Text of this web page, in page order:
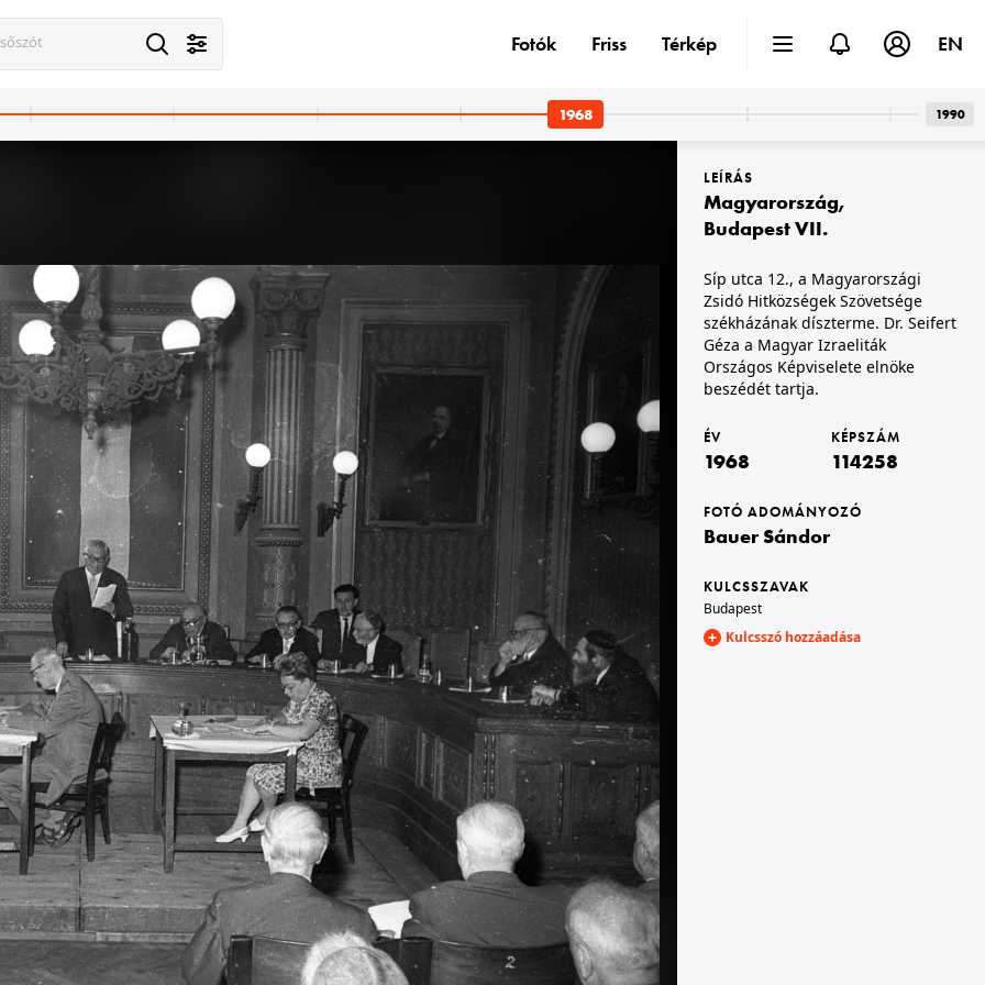
1968 · Budapest XI. · Budaörsi repülőtér
1968 · Budapest XI.
Feneketlen-tó, búvárbemutató.
1968 · Magyarország
repülőtér
Verseny (ÖHV).
1968 · Budapest XIV.
Pétervárad utca 2., a XIV. Kerületi Tanács (később Zuglói Polgármesteri Hivatal) házasságkötő terme.
1968 · Budapest II.
Marczibányi tér, Vasas Turbó sporttelep.
1968 · Budapest X. · Népliget
X. · Népliget
Háttérben a Könyves Kálmán körút.
1968 · Budapest II.
Marczibányi tér, Vasas Turbó sporttelep.
1968 · Mályi
Mályi-tó.
1968 · Budapest VI.
Deák Ferenc tér, Hobby bolt az Anker-házban.
LEÍRÁS
Magyarország,
Budapest VII.
Síp utca 12., a Magyarországi
Zsidó Hitközségek Szövetsége
székházának díszterme. Dr. Seifert
Géza a Magyar Izraeliták
Országos Képviselete elnöke
beszédét tartja.
ÉV
1968
KÉPSZÁM
114258
FOTÓ ADOMÁNYOZÓ
Bauer Sándor
KULCSSZAVAK
Budapest
Kulcsszó hozzáadása
Fotók Friss Térkép EN
1990
1968